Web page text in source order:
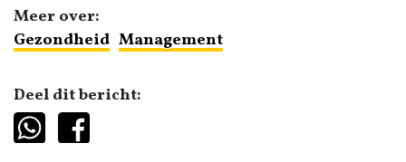
Meer over:
Gezondheid Management
Deel dit bericht: